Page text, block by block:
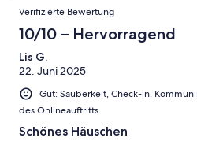
Verifizierte Bewertung
10/10 – Hervorragend
Lis G.
22. Juni 2025
Gut: Sauberkeit, Check-in,
des Onlineauftritts
Schönes Häuschen